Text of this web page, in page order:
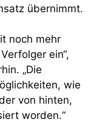
übernimmt.
noch mehr
ein“,
„Die
wie
von hinten,
worden.“